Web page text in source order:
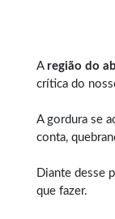
A região do
crítica do
A gordura se
conta,
Diante desse
que fazer.